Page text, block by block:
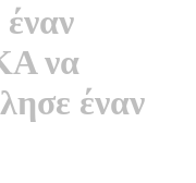
να
έναν